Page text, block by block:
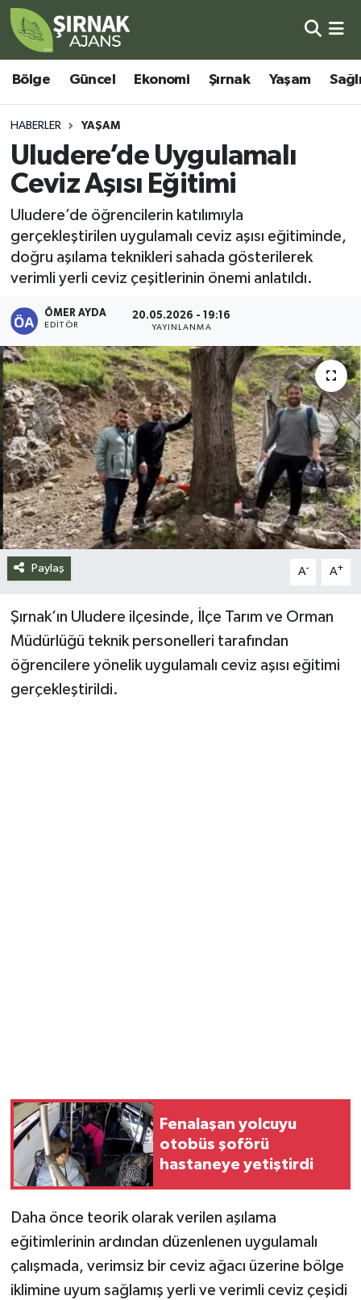
Bölge Güncel Ekonomi Şırnak Yaşam
HABERLER YAŞAM
Uludere’de Uygulamalı
Ceviz Aşısı Eğitimi
Uludere’de öğrencilerin katılımıyla
gerçekleştirilen uygulamalı ceviz aşısı eğitiminde,
doğru aşılama teknikleri sahada gösterilerek
verimli yerli ceviz çeşitlerinin önemi anlatıldı.
ÖMER AYDA
EDITÖR
20.05.2026 - 19:16
YAYINLANMA
Paylaş A- A+
Şırnak’ın Uludere ilçesinde, İlçe Tarım ve Orman
Müdürlüğü teknik personelleri tarafından
öğrencilere yönelik uygulamalı ceviz aşısı eğitimi
gerçekleştirildi.
Fenalaşan yolcuyu
otobüs şoförü
hastaneye yetiştirdi
Daha önce teorik olarak verilen aşılama
eğitimlerinin ardından düzenlenen uygulamalı
çalışmada, verimsiz bir ceviz ağacı üzerine bölge
iklimine uyum sağlamış yerli ve verimli ceviz çeşidi
Bölge
Güncel
Ekonomi
Şırnak
Sağlık
Eğitim
Kültür - Sanat
Siyaset
Spor
Teknoloji
Yazarlar
Şırnak Nöbetçi Eczaneler
Şırnak Hava Durumu
Şirnak Namaz Vakitleri
Şırnak Trafik Yoğunluk Haritası
Süper Lig Puan Durumu ve Fikstür
Tüm Manşetler
Son Dakika Haberleri
Haber Arşivi